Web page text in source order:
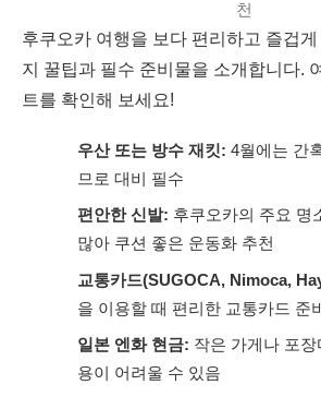
천
후쿠오카 여행을 보다 편리하고 즐겁
지 꿀팁과 필수 준비물을 소개합니다.
트를 확인해 보세요!
우산 또는 방수 재킷: 4월에는 간
므로 대비 필수
편안한 신발: 후쿠오카의 주요 명
많아 쿠션 좋은 운동화 추천
교통카드(SUGOCA, Nimoca,
을 이용할 때 편리한 교통카드 준
일본 엔화 현금: 작은 가게나 포
용이 어려울 수 있음